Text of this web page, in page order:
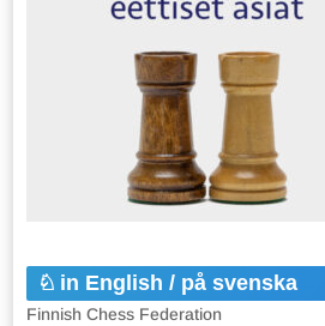
in English / på svenska
Finnish Chess Federation